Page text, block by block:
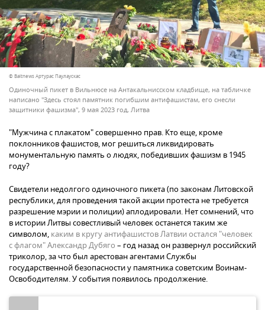
© Baltnews Артурас Паулаускас
Одиночный пикет в Вильнюсе на Антакальнисском кладбище, на табличке
написано "Здесь стоял памятник погибшим антифашистам, его снесли
защитники фашизма", 9 мая 2023 год, Литва
"Мужчина с плакатом" совершенно прав. Кто еще, кроме
поклонников фашистов, мог решиться ликвидировать
монументальную память о людях, победивших фашизм в 1945
году?
Свидетели недолгого одиночного пикета (по законам Литовской
республики, для проведения такой акции протеста не требуется
разрешение мэрии и полиции) аплодировали. Нет сомнений, что
в истории Литвы совестливый человек останется таким же
символом, каким в кругу антифашистов Латвии остался "человек
с флагом" Александр Дубяго – год назад он развернул российский
триколор, за что был арестован агентами Службы
государственной безопасности у памятника советским Воинам-
Освободителям. У события появилось продолжение.